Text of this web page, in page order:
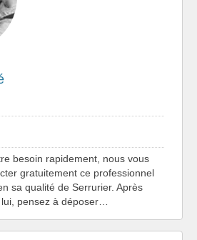
besoin rapidement, nous vous
gratuitement ce professionnel
sa qualité de Serrurier. Après
pensez à déposer…